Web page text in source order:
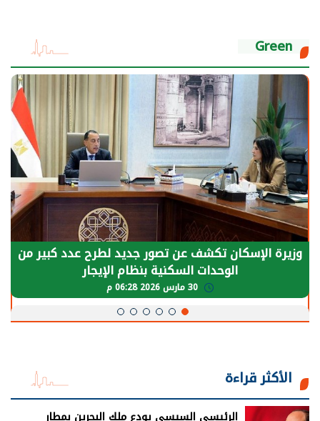
Green
وزيرة الإسكان تكشف عن تصور جديد لطرح عدد كبير من
الوحدات السكنية بنظام الإيجار
30 مارس 2026 06:28 م
الأكثر قراءة
الرئيسي السيسي يودع ملك البحرين بمطار